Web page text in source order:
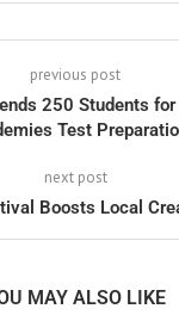
previous post
250 Students
Test
next post
Boosts Local
MAY ALSO LIKE